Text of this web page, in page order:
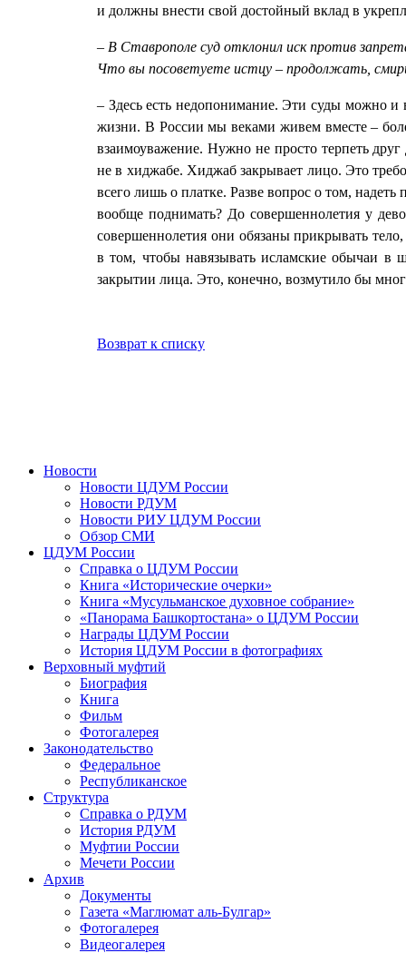
и должны внести свой достойный вклад в
– В Ставрополе суд отклонил иск против
Что вы посоветуете истцу – продолжать,
– Здесь есть недопонимание. Эти суды можно
жизни. В России мы веками живем вместе –
взаимоуважение. Нужно не просто терпеть
не в хиджабе. Хиджаб закрывает лицо. Это
всего лишь о платке. Разве вопрос о том,
вообще поднимать? До совершеннолетия у
совершеннолетия они обязаны прикрывать
в том, чтобы навязывать исламские обычаи
закрытии лица. Это, конечно, возмутило бы
Возврат к списку
Новости
Новости ЦДУМ России
Новости РДУМ
Новости РИУ ЦДУМ России
Обзор СМИ
ЦДУМ России
Справка о ЦДУМ России
Книга «Исторические очерки»
Книга «Мусульманское духовное собрание»
«Панорама Башкортостана» о ЦДУМ России
Награды ЦДУМ России
История ЦДУМ России в фотографиях
Верховный муфтий
Биография
Книга
Фильм
Фотогалерея
Законодательство
Федеральное
Республиканское
Структура
Справка о РДУМ
История РДУМ
Муфтии России
Мечети России
Архив
Документы
Газета «Маглюмат аль-Булгар»
Фотогалерея
Видеогалерея